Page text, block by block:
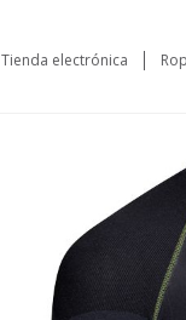
Tienda electrónica